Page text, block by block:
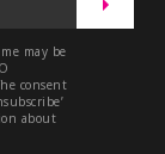
may be
consent
about